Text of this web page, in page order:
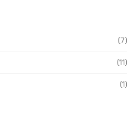
(7)
(11)
(1)